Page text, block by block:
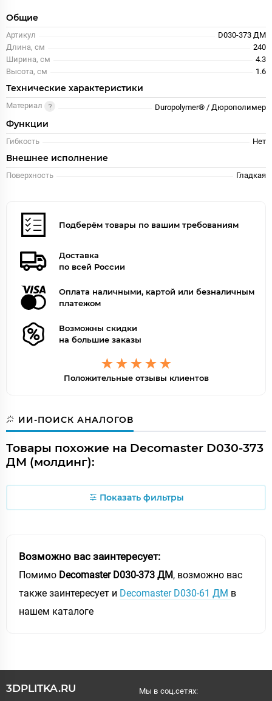
Общие
Артикул
D030-373 ДМ
Длина, см
240
Ширина, см
4.3
Высота, см
1.6
Технические характеристики
Материал Duropolymer® / Дюрополимер
Функции
Гибкость Нет
Внешнее исполнение
Поверхность Гладкая
Подберём товары по вашим требованиям
Доставка
по всей России
Оплата наличными, картой или безналичным
платежом
Возможны скидки
на большие заказы
Положительные отзывы клиентов
ИИ-ПОИСК АНАЛОГОВ
Товары похожие на Decomaster D030-373
ДМ (молдинг):
Показать фильтры
Возможно вас заинтересует:
Помимо Decomaster D030-373 ДМ, возможно вас
также заинтересует и Decomaster D030-61 ДМ в
нашем каталоге
3DPLITKA.RU Мы в соц.сетях: